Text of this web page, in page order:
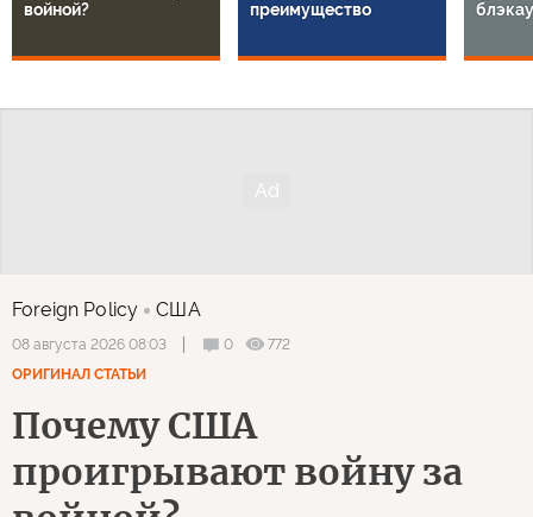
войной?
преимущество
Foreign Policy США
08 августа 2026 08:03 0
772
ОРИГИНАЛ СТАТЬИ
Почему США
проигрывают войну за